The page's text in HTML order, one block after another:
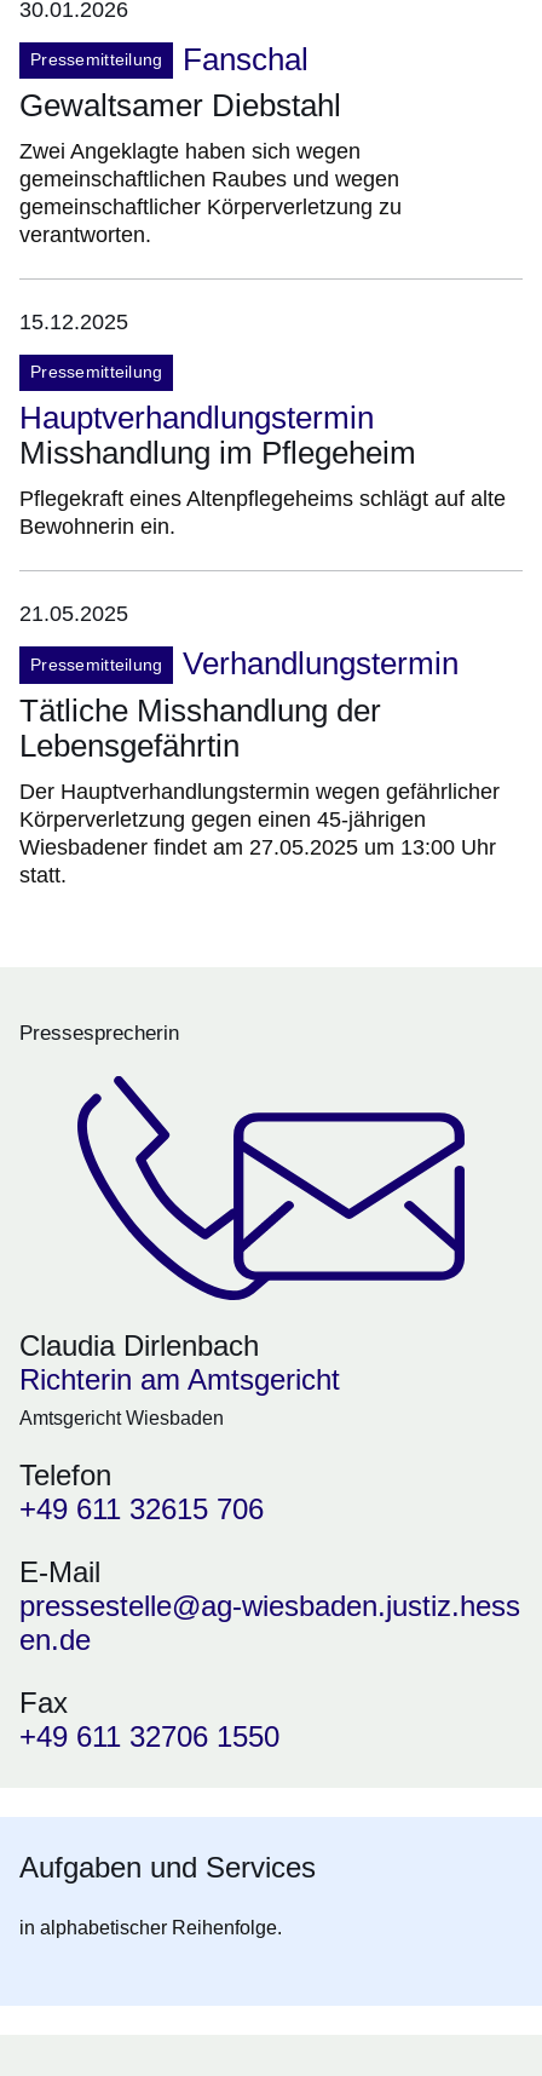
30.01.2026
Pressemitteilung
Fanschal
Gewaltsamer Diebstahl
Zwei Angeklagte haben sich wegen
gemeinschaftlichen Raubes und wegen
gemeinschaftlicher Körperverletzung zu
verantworten.
15.12.2025
Pressemitteilung
Hauptverhandlungstermin
Misshandlung im Pflegeheim
Pflegekraft eines Altenpflegeheims schlägt auf alte
Bewohnerin ein.
21.05.2025
Pressemitteilung
Verhandlungstermin
Tätliche Misshandlung der
Lebensgefährtin
Der Hauptverhandlungstermin wegen gefährlicher
Körperverletzung gegen einen 45-jährigen
Wiesbadener findet am 27.05.2025 um 13:00 Uhr
statt.
Pressesprecherin
Claudia Dirlenbach
Richterin am Amtsgericht
Amtsgericht Wiesbaden
Telefon
+49 611 32615 706
E-Mail
pressestelle@ag-wiesbaden.justiz.hess
en.de
Fax
+49 611 32706 1550
Aufgaben und Services
in alphabetischer Reihenfolge.